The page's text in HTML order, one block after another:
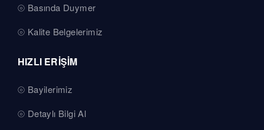
Basında Duymer
Kalite Belgelerimiz
HIZLI ERİŞİM
Bayilerimiz
Detaylı Bilgi Al